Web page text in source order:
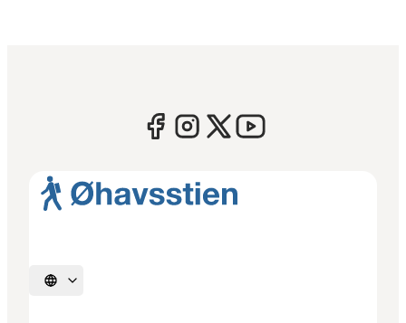
Vælg sprog